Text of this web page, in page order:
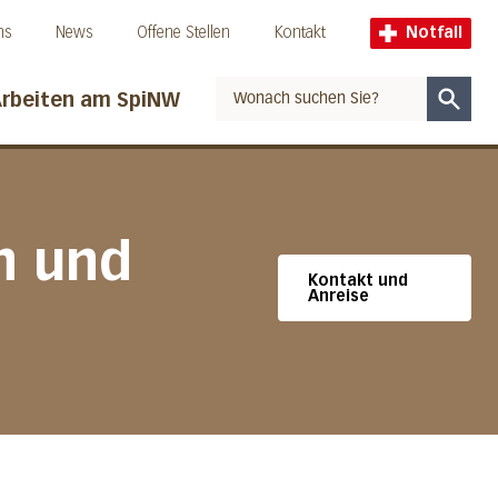
News Offene Stellen Kontakt Notfall
am SpiNW
und
Kontakt und
Anreise